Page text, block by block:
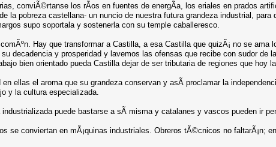
conviÃ©rtanse los rÃ­os en fuentes de energÃ­a, los eriales en prados
la pobreza castellana- un nuncio de nuestra futura grandeza industrial,
supo soportala y sostenerla con su temple caballeresco.
Hay que transformar a Castilla, a esa Castilla que quizÃ¡ no se ama
decadencia y prosperidad y lavemos las ofensas que recibe con sudor de
bien orientado pueda Castilla dejar de ser tributaria de regiones que hoy la
ellas el aroma que su grandeza conservan y asÃ­ proclamar la
y la cultura especializada.
puede bastarse a sÃ­ misma y catalanes y vascos pueden ir
se conviertan en mÃ¡quinas industriales. Obreros tÃ©cnicos no faltarÃ¡n;